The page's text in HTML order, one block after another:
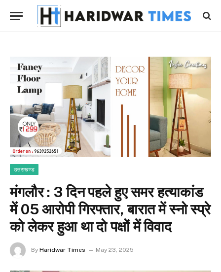
उत्तराखण्ड
मंगलौर : 3 दिन पहले हुए समर हत्याकांड
में 05 आरोपी गिरफ्तार, बारात में स्नो स्प्रे
को लेकर हुआ था दो पक्षों में विवाद
By Haridwar Times May 23, 2025